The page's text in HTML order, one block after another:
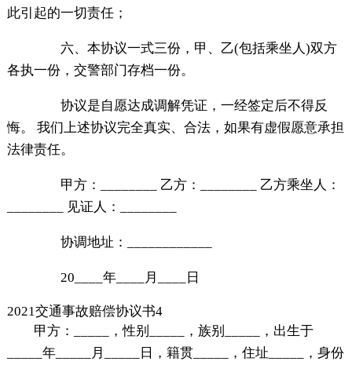
此引起的一切责任；
六、本协议一式三份，甲、乙(包括乘坐人)双方
各执一份，交警部门存档一份。
协议是自愿达成调解凭证，一经签定后不得反
悔。 我们上述协议完全真实、合法，如果有虚假愿意承担
法律责任。
甲方：________ 乙方：________ 乙方乘坐人：
________ 见证人：________
协调地址：____________
20____年____月____日
2021交通事故赔偿协议书4
甲方：_____，性别_____，族别_____，出生于
_____年_____月_____日，籍贯_____，住址_____，身份